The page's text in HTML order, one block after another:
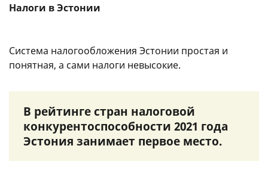
Налоги в Эстонии
Система налогообложения Эстонии простая и
понятная, а сами налоги невысокие.
В рейтинге стран налоговой
конкурентоспособности 2021 года
Эстония занимает первое место.